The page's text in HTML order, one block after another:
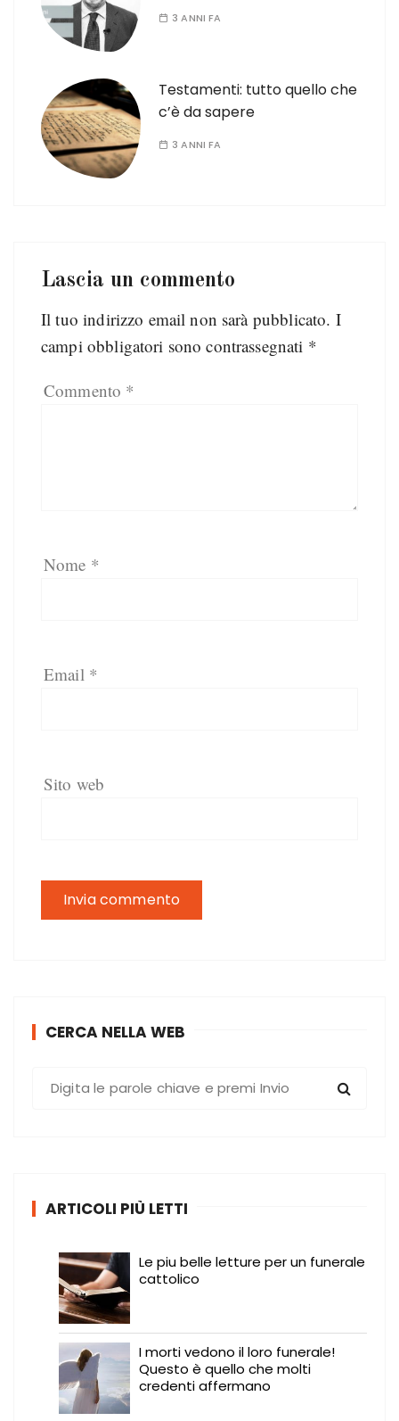
3 ANNI FA
Testamenti: tutto quello che
c’è da sapere
3 ANNI FA
Lascia un commento
Il tuo indirizzo email non sarà pubblicato. I
campi obbligatori sono contrassegnati *
Commento *
Nome *
Email *
Sito web
CERCA NELLA WEB
ARTICOLI PIÙ LETTI
Le piu belle letture per un funerale
cattolico
I morti vedono il loro funerale!
Questo è quello che molti
credenti affermano